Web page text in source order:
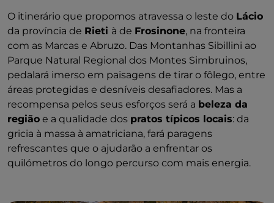
O itinerário que propomos atravessa o leste do Lácio
da província de Rieti à de Frosinone, na fronteira
com as Marcas e Abruzo. Das Montanhas Sibillini ao
Parque Natural Regional dos Montes Simbruinos,
pedalará imerso em paisagens de tirar o fôlego, entre
áreas protegidas e desníveis desafiadores. Mas a
recompensa pelos seus esforços será a beleza da
região e a qualidade dos pratos típicos locais: da
gricia à massa à amatriciana, fará paragens
refrescantes que o ajudarão a enfrentar os
quilómetros do longo percurso com mais energia.